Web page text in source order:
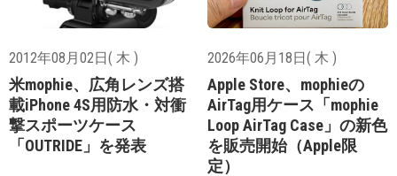
2012年08月02日( 木 )
米mophie、広角レンズ搭
載iPhone 4S用防水・対衝
撃スポーツケース
「OUTRIDE」を発表
2026年06月18日( 木 )
Apple Store、mophieの
AirTag用ケース「mophie
Loop AirTag Case」の新色
を販売開始（Apple限
定）